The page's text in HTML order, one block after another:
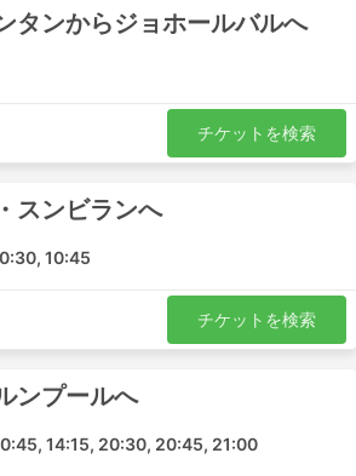
れていない場合）は、時間に余裕を持
ょう。
飛行機よりも高頻度で予定が狂う交通
きく左右される可能性があります。特
シーズン、祝祭日にこの傾向が強いで
ださい。
ます。バスターミナルに行けば次のバ
限りませんので、お気を付けくださ
タンからジョホールバルへ
チケットを検索
スンビランへ
10:45
チケットを検索
ンプールへ
14:15, 20:30, 20:45, 21:00